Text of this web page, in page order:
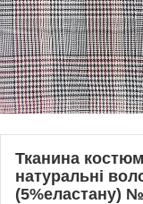
Тканина
натуральні
(5%еластану)